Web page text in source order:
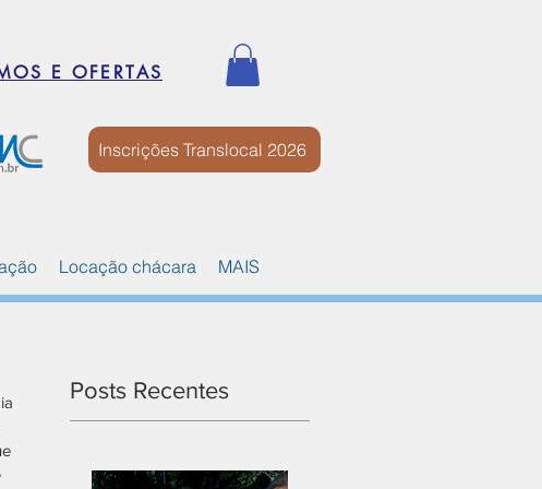
E OFERTAS
Inscrições Translocal 2026
Locação chácara MAIS
Posts Recentes